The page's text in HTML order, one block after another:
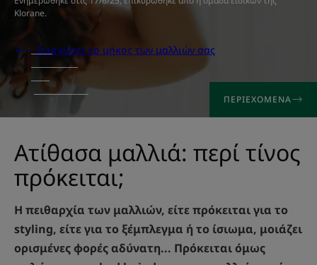
Klorane.
Ενισχύστε το μήκος των μαλλιών σας
ΠΕΡΙΕΧΌΜΕΝΑ
Ατίθασα μαλλιά: περί τίνος
πρόκειται;
Η πειθαρχία των μαλλιών, είτε πρόκειται για το
styling, είτε για το ξέμπλεγμα ή το ίσιωμα, μοιάζει
ορισμένες φορές αδύνατη... Πρόκειται όμως